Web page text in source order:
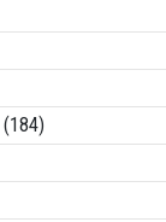
(184)